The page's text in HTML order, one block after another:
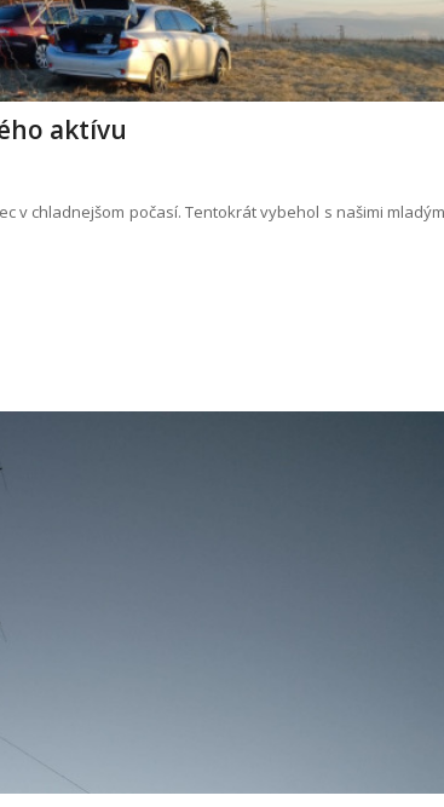
aktívu
v chladnejšom počasí. Tentokrát vybehol s našimi